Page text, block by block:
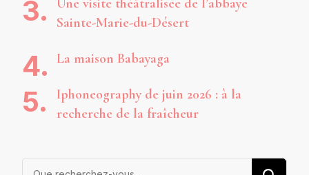
Une visite théâtralisée de l’abbaye
Sainte-Marie-du-Désert
La maison Babayaga
Iphoneography de juin 2026 : à la
recherche de la fraîcheur
Vous